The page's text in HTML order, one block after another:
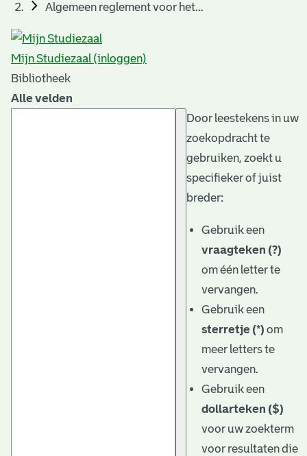
Algemeen reglement voor het...
Mijn Studiezaal (inloggen)
Bibliotheek
Alle velden
Door leestekens in uw
zoekopdracht te
gebruiken, zoekt u
specifieker of juist
breder:
Gebruik een
vraagteken (?)
om één letter te
vervangen.
Gebruik een
sterretje (*) om
meer letters te
vervangen.
Gebruik een
dollarteken ($)
voor uw zoekterm
voor resultaten die